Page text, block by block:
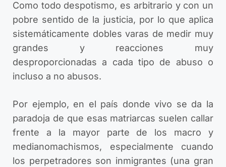
Como todo despotismo, es arbitrario y con un
pobre sentido de la justicia, por lo que aplica
sistemáticamente dobles varas de medir muy
grandes y reacciones muy
desproporcionadas a cada tipo de abuso o
incluso a no abusos.
Por ejemplo, en el país donde vivo se da la
paradoja de que esas matriarcas suelen callar
frente a la mayor parte de los macro y
medianomachismos, especialmente cuando
los perpetradores son inmigrantes (una gran